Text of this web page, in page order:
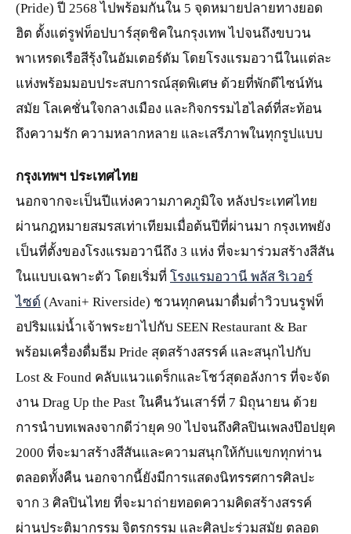
(Pride) ปี 2568 ไปพร้อมกันใน 5 จุดหมายปลายทางยอด
ฮิต ตั้งแต่รูฟท็อปบาร์สุดชิคในกรุงเทพ ไปจนถึงขบวน
พาเหรดเรือสีรุ้งในอัมเตอร์ดัม โดยโรงแรมอวานีในแต่ละ
แห่งพร้อมมอบประสบการณ์สุดพิเศษ ด้วยที่พักดีไซน์ทัน
สมัย โลเคชั่นใจกลางเมือง และกิจกรรมไฮไลต์ที่สะท้อน
ถึงความรัก ความหลากหลาย และเสรีภาพในทุกรูปแบบ
กรุงเทพฯ ประเทศไทย
นอกจากจะเป็นปีแห่งความภาคภูมิใจ หลังประเทศไทย
ผ่านกฎหมายสมรสเท่าเทียมเมื่อต้นปีที่ผ่านมา กรุงเทพยัง
เป็นที่ตั้งของโรงแรมอวานีถึง 3 แห่ง ที่จะมาร่วมสร้างสีสัน
ในแบบเฉพาะตัว โดยเริ่มที่ โรงแรมอวานี พลัส ริเวอร์
ไซด์ (Avani+ Riverside) ชวนทุกคนมาดื่มด่ำวิวบนรูฟท็
อปริมแม่น้ำเจ้าพระยาไปกับ SEEN Restaurant & Bar
พร้อมเครื่องดื่มธีม Pride สุดสร้างสรรค์ และสนุกไปกับ
Lost & Found คลับแนวแดร็กและโชว์สุดอลังการ ที่จะจัด
งาน Drag Up the Past ในคืนวันเสาร์ที่ 7 มิถุนายน ด้วย
การนำบทเพลงจากดีว่ายุค 90 ไปจนถึงศิลปินเพลงป๊อปยุค
2000 ที่จะมาสร้างสีสันและความสนุกให้กับแขกทุกท่าน
ตลอดทั้งคืน นอกจากนี้ยังมีการแสดงนิทรรศการศิลปะ
จาก 3 ศิลปินไทย ที่จะมาถ่ายทอดความคิดสร้างสรรค์
ผ่านประติมากรรม จิตรกรรม และศิลปะร่วมสมัย ตลอด